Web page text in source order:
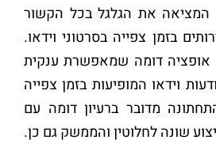
המציאה את הגלגל בכל הקשור
בזמן צפייה בסרטוני וידאו.
אופציה דומה שמאפשרת ענקית
וידאו המופיעות בזמן צפייה
מדובר ברעיון דומה עם
שונה לחלוטין והממשק גם כן.